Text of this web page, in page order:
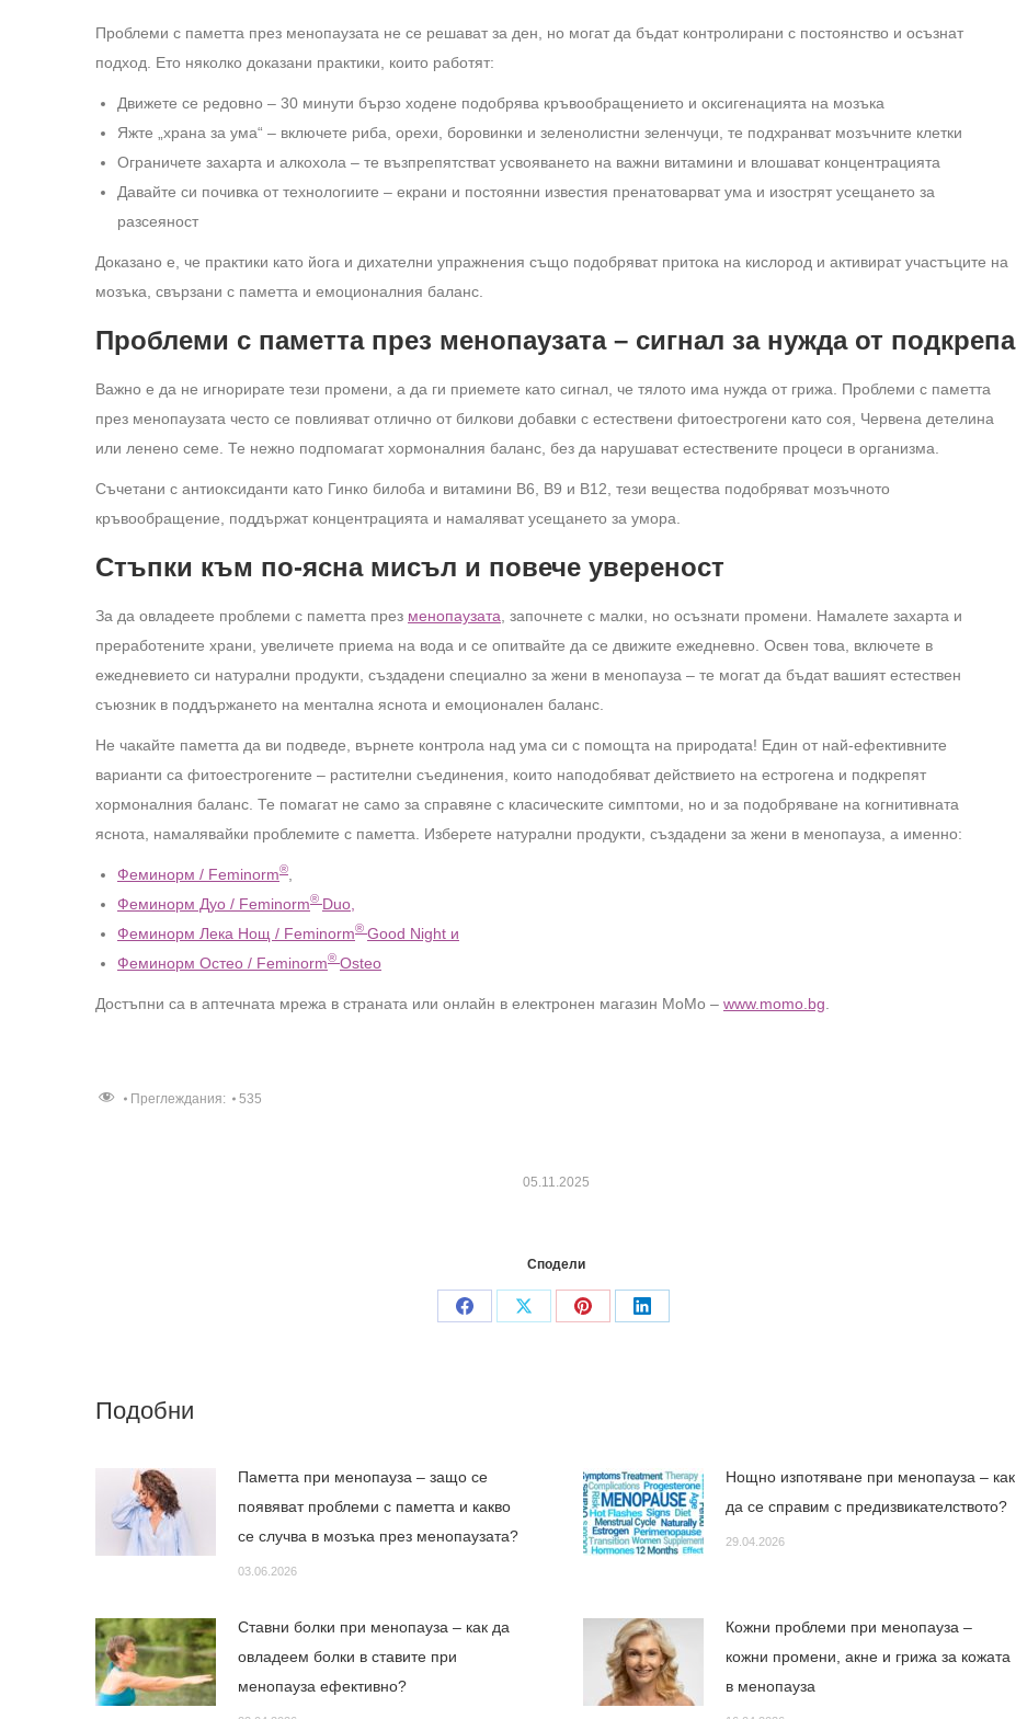
Проблеми с паметта през менопаузата не се решават за ден, но могат да бъдат контролирани с постоянство и осъзнат
подход. Ето няколко доказани практики, които работят:
Движете се редовно – 30 минути бързо ходене подобрява кръвообращението и оксигенацията на мозъка
Яжте „храна за ума“ – включете риба, орехи, боровинки и зеленолистни зеленчуци, те подхранват мозъчните клетки
Ограничете захарта и алкохола – те възпрепятстват усвояването на важни витамини и влошават концентрацията
Давайте си почивка от технологиите – екрани и постоянни известия пренатоварват ума и изострят усещането за
разсеяност
Доказано е, че практики като йога и дихателни упражнения също подобряват притока на кислород и активират участъците на
мозъка, свързани с паметта и емоционалния баланс.
Проблеми с паметта през менопаузата – сигнал за нужда от подкрепа
Важно е да не игнорирате тези промени, а да ги приемете като сигнал, че тялото има нужда от грижа. Проблеми с паметта
през менопаузата често се повлияват отлично от билкови добавки с естествени фитоестрогени като соя, Червена детелина
или ленено семе. Те нежно подпомагат хормоналния баланс, без да нарушават естествените процеси в организма.
Съчетани с антиоксиданти като Гинко билоба и витамини B6, B9 и B12, тези вещества подобряват мозъчното
кръвообращение, поддържат концентрацията и намаляват усещането за умора.
Стъпки към по-ясна мисъл и повече увереност
За да овладеете проблеми с паметта през менопаузата , започнете с малки, но осъзнати промени. Намалете захарта и
преработените храни, увеличете приема на вода и се опитвайте да се движите ежедневно. Освен това, включете в
ежедневието си натурални продукти, създадени специално за жени в менопауза – те могат да бъдат вашият естествен
съюзник в поддържането на ментална яснота и емоционален баланс.
Не чакайте паметта да ви подведе, върнете контрола над ума си с помощта на природата! Един от най-ефективните
варианти са фитоестрогените – растителни съединения, които наподобяват действието на естрогена и подкрепят
хормоналния баланс. Те помагат не само за справяне с класическите симптоми, но и за подобряване на когнитивната
яснота, намалявайки проблемите с паметта. Изберете натурални продукти, създадени за жени в менопауза, а именно:
Феминорм / Feminorm®
Феминорм Дуо / Feminorm® Duo,
Феминорм Лека Нощ / Feminorm® Good Night и
Феминорм Остео / Feminorm® Osteo
Достъпни са в аптечната мрежа в страната или онлайн в електронен магазин МоМо – www.momo.bg
Преглеждания: 535
05.11.2025
Сподели
Share
Share
Share
Share
Подобни
Паметта при менопауза – защо се
появяват проблеми с паметта и какво
се случва в мозъка през менопаузата?
03.06.2026
Нощно изпотяване при менопауза – как
да се справим с предизвикателството?
29.04.2026
Ставни болки при менопауза – как да
овладеем болки в ставите при
менопауза ефективно?
Кожни проблеми при менопауза –
кожни промени, акне и грижа за кожата
в менопауза